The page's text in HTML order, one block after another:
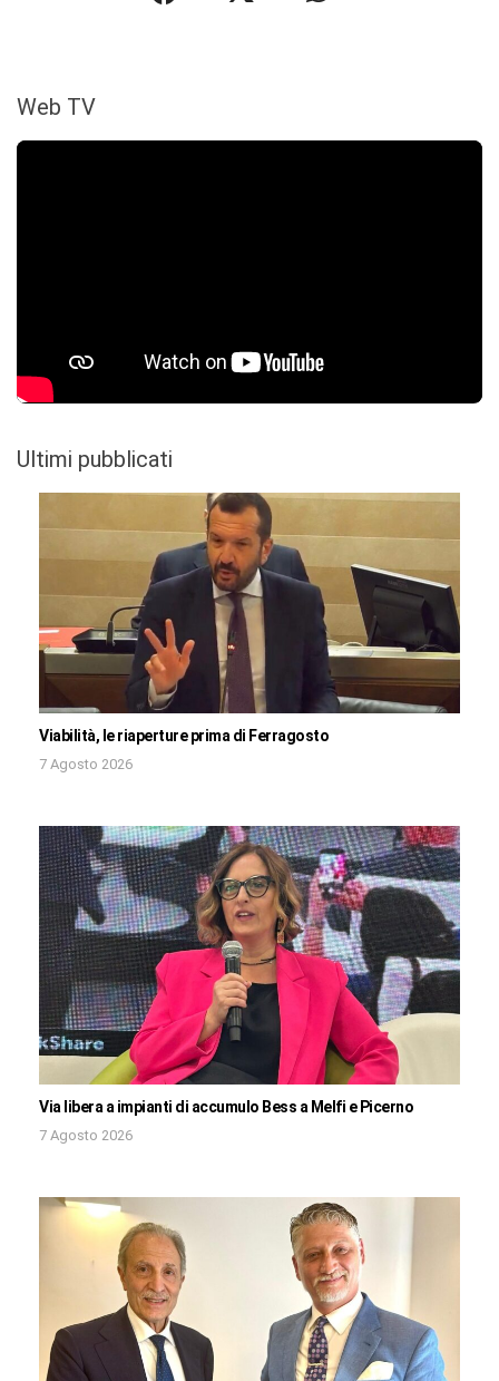
Web TV
Ultimi pubblicati
Viabilità, le riaperture prima di Ferragosto
7 Agosto 2026
Via libera a impianti di accumulo Bess a Melfi e Picerno
7 Agosto 2026